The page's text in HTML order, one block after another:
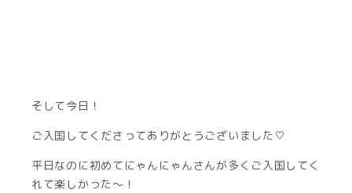
そして今日！
ご入国してくださってありがとうございました♡
平日なのに初めてにゃんにゃんさんが多くご入国してく
れて楽しかった〜！